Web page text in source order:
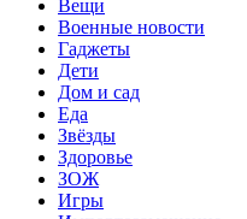
Вещи
Военные новости
Гаджеты
Дети
Дом и сад
Еда
Звёзды
Здоровье
ЗОЖ
Игры